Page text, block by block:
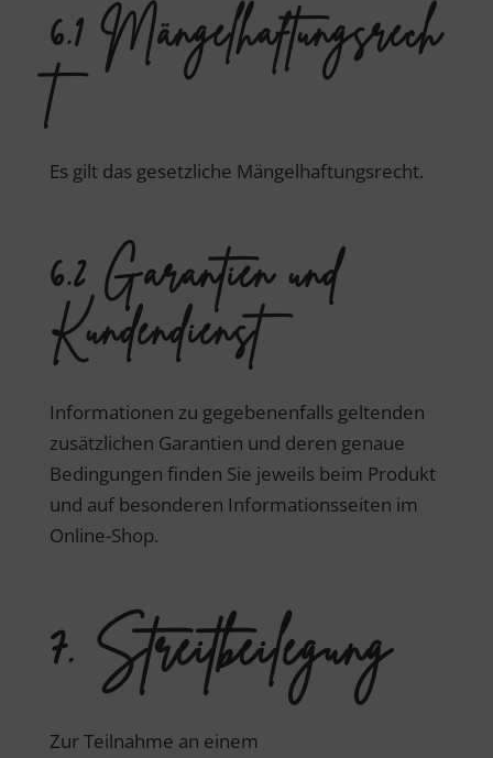
6.1 Mängelhaftungsrech
t
Es gilt das gesetzliche Mängelhaftungsrecht.
6.2 Garantien und
Kundendienst
Informationen zu gegebenenfalls geltenden
zusätzlichen Garantien und deren genaue
Bedingungen finden Sie jeweils beim Produkt
und auf besonderen Informationsseiten im
Online-Shop.
7. Streitbeilegung
Zur Teilnahme an einem